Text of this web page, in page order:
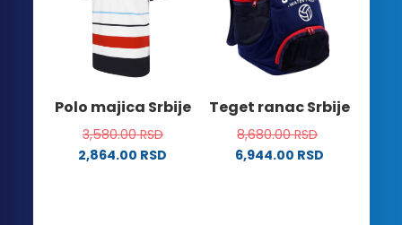
Opcije
mogu
biti
izabrane
stranici
proizvoda.
mogu
biti
izabrane
na
proizvoda.
Polo majica Srbije
3,580.00RSD
2,864.00 RSD
Teget ranac Srbije
8,680.00RSD
6,944.00 RSD